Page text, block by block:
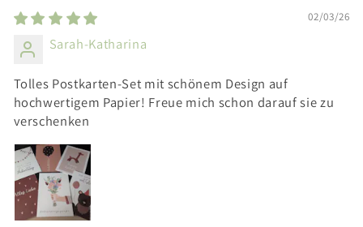
02/03/26
Sarah-Katharina
Tolles Postkarten-Set mit schönem Design auf
hochwertigem Papier! Freue mich schon darauf sie zu
verschenken